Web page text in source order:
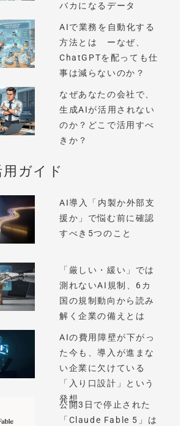
バカになるデータ
AIで業務を自動化する
方法とは ーなぜ、
ChatGPTを配っても仕
事は減らないのか？
なぜあなたの会社で、
生成AIが活用されない
のか？どこで活用すべ
きか？
ガイド
AI導入「内製か外部支
援か」で悩む前に確認
すべき5つのこと
「厳しい・緩い」では
測れないAI規制、6カ
国の規制動向から読み
解く企業の備えとは
AIの費用障壁が下がっ
た今も、導入が進まな
い企業に欠けている
「入り口設計」という
発想
公開3日で停止された
「Claude Fable 5」は